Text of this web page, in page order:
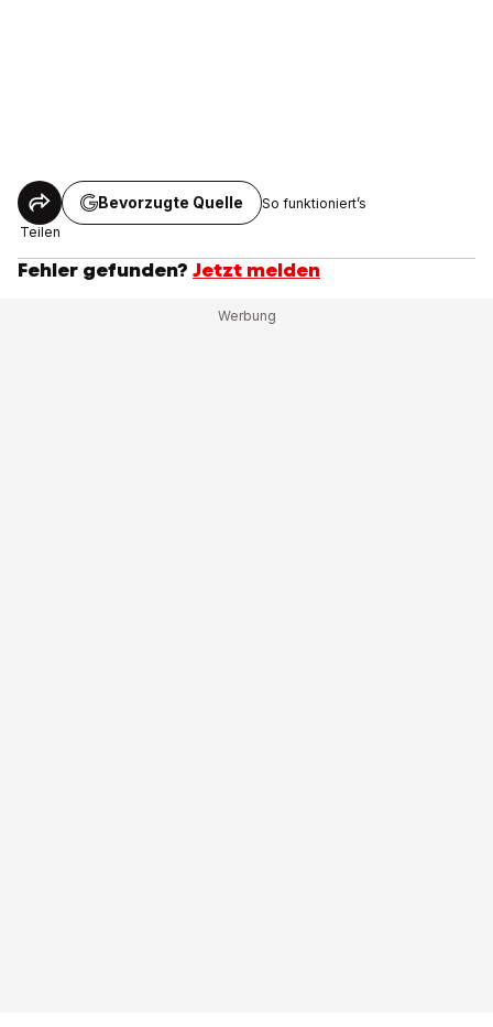
Teilen
Bevorzugte Quelle So funktioniert’s
Fehler gefunden? Jetzt melden